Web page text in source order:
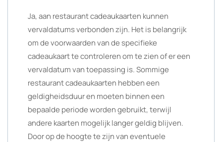
Ja, aan restaurant cadeaukaarten kunnen
vervaldatums verbonden zijn. Het is belangrijk
om de voorwaarden van de specifieke
cadeaukaart te controleren om te zien of er een
vervaldatum van toepassing is. Sommige
restaurant cadeaukaarten hebben een
geldigheidsduur en moeten binnen een
bepaalde periode worden gebruikt, terwijl
andere kaarten mogelijk langer geldig blijven.
Door op de hoogte te zijn van eventuele